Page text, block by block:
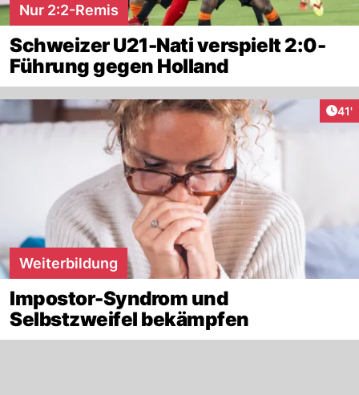
Nur 2:2-Remis
Schweizer U21-Nati verspielt 2:0-
Führung gegen Holland
41'
Weiterbildung
Impostor-Syndrom und
Selbstzweifel bekämpfen